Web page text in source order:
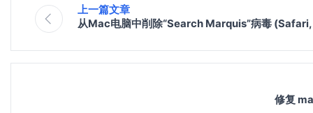
上一篇文章
从Mac电脑中削除“Search Marquis”病毒
修复